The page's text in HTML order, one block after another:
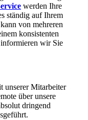
werden Ihre
ständig auf Ihrem
von mehreren
konsistenten
informieren wir Sie
unserer Mitarbeiter
über unsere
dringend